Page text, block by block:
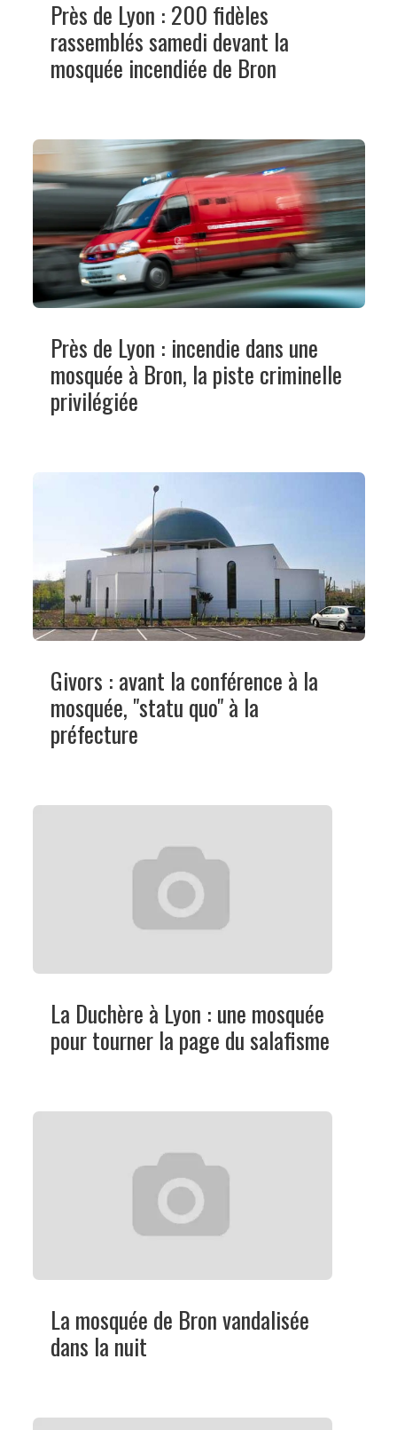
Près de Lyon : 200 fidèles
rassemblés samedi devant la
mosquée incendiée de Bron
Près de Lyon : incendie dans une
mosquée à Bron, la piste criminelle
privilégiée
Givors : avant la conférence à la
mosquée, "statu quo" à la
préfecture
La Duchère à Lyon : une mosquée
pour tourner la page du salafisme
La mosquée de Bron vandalisée
dans la nuit